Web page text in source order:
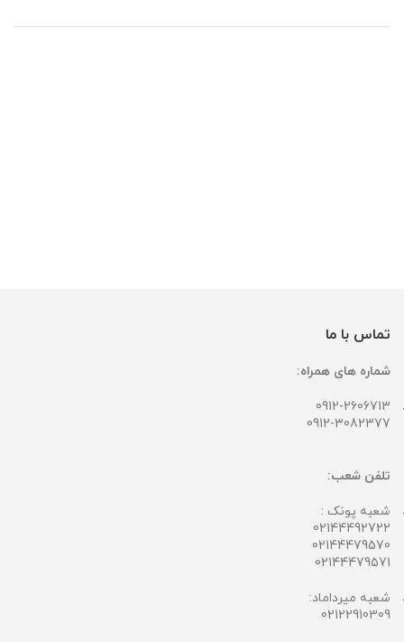
تماس با ما
شماره های همراه:
0912-2606713
0912-3082377
تلفن شعب:
شعبه پونک :
02144492722
02144479570
02144479571
شعبه میرداماد:
02122910309